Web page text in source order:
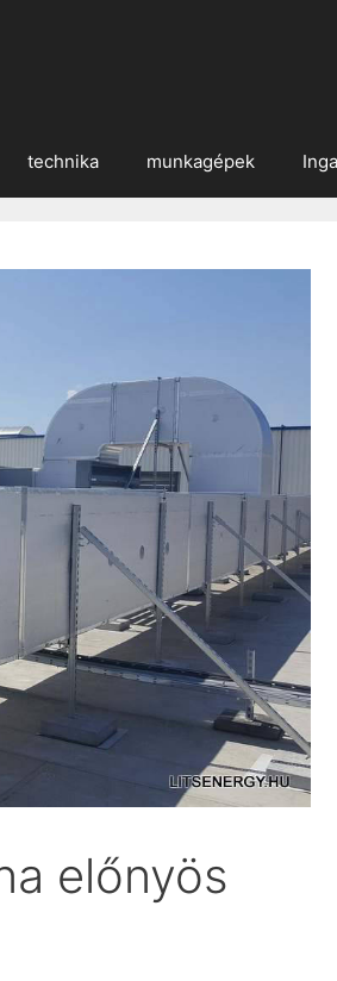
technika munkagépek
előnyös